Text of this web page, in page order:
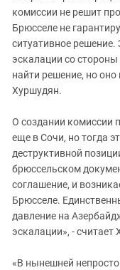
комиссии не решит
Брюсселе не
ситуативное решение.
эскалации со
найти решение, но оно
Хуршудян.
О создании комиссии
еще в Сочи, но тогда
деструктивной
брюссельском
соглашение, и
Брюсселе.
давление на
эскалации», - считает
«В нынешней